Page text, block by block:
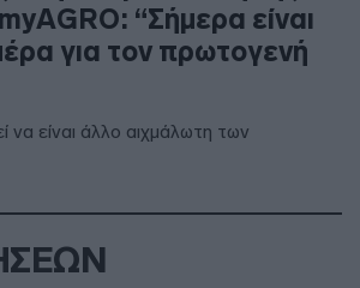
“Σήμερα είναι
για τον πρωτογενή
είναι άλλο αιχμάλωτη των